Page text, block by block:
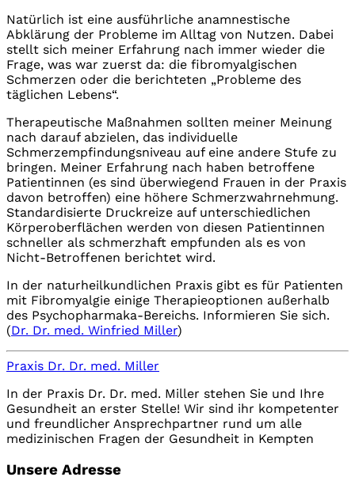
Natürlich ist eine ausführliche anamnestische
Abklärung der Probleme im Alltag von Nutzen. Dabei
stellt sich meiner Erfahrung nach immer wieder die
Frage, was war zuerst da: die fibromyalgischen
Schmerzen oder die berichteten „Probleme des
täglichen Lebens“.
Therapeutische Maßnahmen sollten meiner Meinung
nach darauf abzielen, das individuelle
Schmerzempfindungsniveau auf eine andere Stufe zu
bringen. Meiner Erfahrung nach haben betroffene
Patientinnen (es sind überwiegend Frauen in der Praxis
davon betroffen) eine höhere Schmerzwahrnehmung.
Standardisierte Druckreize auf unterschiedlichen
Körperoberflächen werden von diesen Patientinnen
schneller als schmerzhaft empfunden als es von
Nicht-Betroffenen berichtet wird.
In der naturheilkundlichen Praxis gibt es für Patienten
mit Fibromyalgie einige Therapieoptionen außerhalb
des Psychopharmaka-Bereichs. Informieren Sie sich.
(Dr. Dr. med. Winfried Miller)
Praxis Dr. Dr. med. Miller
In der Praxis Dr. Dr. med. Miller stehen Sie und Ihre
Gesundheit an erster Stelle! Wir sind ihr kompetenter
und freundlicher Ansprechpartner rund um alle
medizinischen Fragen der Gesundheit in Kempten
Unsere Adresse